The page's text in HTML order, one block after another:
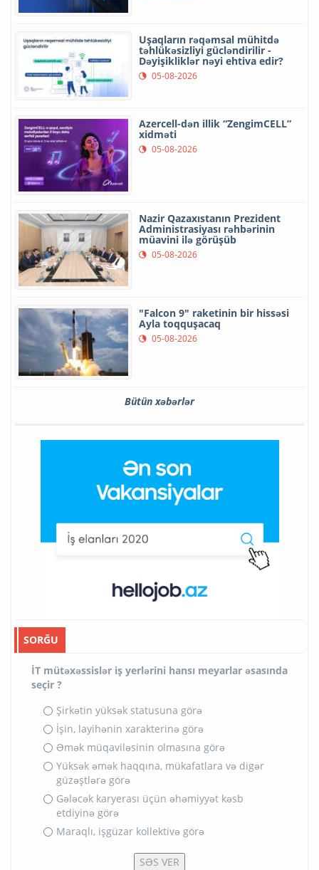
Uşaqların rəqəmsal mühitdə
təhlükəsizliyi gücləndirilir -
Dəyişikliklər nəyi ehtiva edir?
05-08-2026
Azercell-dən illik “ZengimCELL”
xidməti
05-08-2026
Nazir Qazaxıstanın Prezident
Administrasiyası rəhbərinin
müavini ilə görüşüb
05-08-2026
"Falcon 9" raketinin bir hissəsi
Ayla toqquşacaq
05-08-2026
Bütün xəbərlər
SORĞU
İT mütəxəssislər iş yerlərini hansı meyarlar əsasında
seçir ?
Şirkətin yüksək statusuna görə
İşin, layihənin xarakterinə görə
Əmək müqaviləsinin olmasına görə
Yüksək əmək haqqına, mükafatlara və digər
güzəştlərə görə
Gələcək karyerası üçün əhəmiyyət kəsb
etdiyinə görə
Maraqlı, işgüzar kollektivə görə